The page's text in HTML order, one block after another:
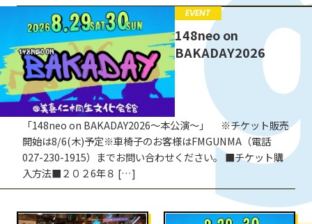
19:30
19:55
Jazz Reminiscence
山中千尋
19:55
20:00
恋する日本史
神田蘭
20:00
20:30
川谷絵音の約30分我慢して
くれませんか
川谷絵音（ゲスの極み乙女。/indigo la
EVENT
148neo on
BAKADAY2026
「148neo on BAKADAY2026〜本公演〜」 ※チケット販売
開始は8/6(木)予定※車椅子のお客様はFMGUNMA（電話
027-230-1915）までお問い合わせください。 ■チケット購
入方法■２０２6年８ […]